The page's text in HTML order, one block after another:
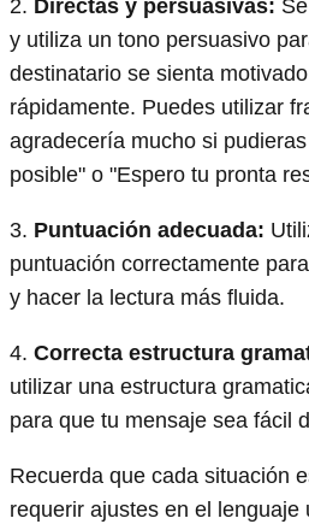
2. Directas y persuasivas:
y utiliza un tono persuasivo
destinatario se sienta
rápidamente. Puedes utilizar
agradecería mucho si
posible" o "Espero tu pronta
3. Puntuación adecuada:
puntuación correctamente
y hacer la lectura más fluida.
4. Correcta estructura
utilizar una estructura
para que tu mensaje sea fácil
Recuerda que cada situación
requerir ajustes en el lenguaje